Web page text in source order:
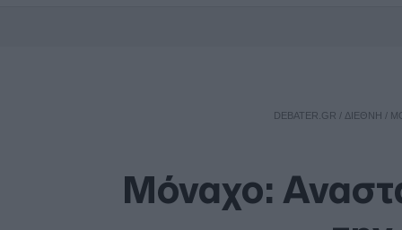
DEBATER.GR / ΔΙΕΘΝΗ /
Μόναχο: